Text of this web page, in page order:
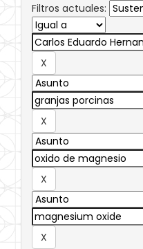
Filtros actuales: